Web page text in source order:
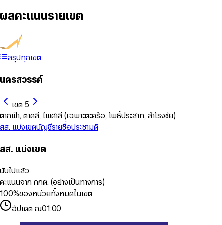
ผลคะแนนรายเขต
สรุปทุกเขต
นครสวรรค์
เขต 5
ตากฟ้า, ตาคลี, ไพศาลี (เฉพาะตะคร้อ, โพธิ์ประสาท, สำโรงชัย)
สส. แบ่งเขตบัญชีรายชื่อประชามติ
สส. แบ่งเขต
นับไปแล้ว
คะแนนจาก กกต. (อย่างเป็นทางการ)
100%ของหน่วยทั้งหมดในเขต
อัปเดต ณ01:00